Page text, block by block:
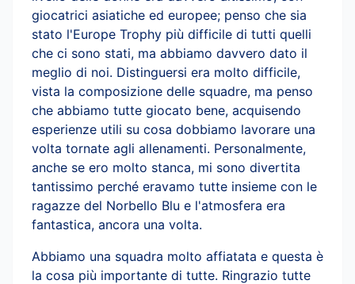
giocatrici asiatiche ed europee; penso che sia
stato l'Europe Trophy più difficile di tutti quelli
che ci sono stati, ma abbiamo davvero dato il
meglio di noi. Distinguersi era molto difficile,
vista la composizione delle squadre, ma penso
che abbiamo tutte giocato bene, acquisendo
esperienze utili su cosa dobbiamo lavorare una
volta tornate agli allenamenti. Personalmente,
anche se ero molto stanca, mi sono divertita
tantissimo perché eravamo tutte insieme con le
ragazze del Norbello Blu e l'atmosfera era
fantastica, ancora una volta.
Abbiamo una squadra molto affiatata e questa è
la cosa più importante di tutte. Ringrazio tutte